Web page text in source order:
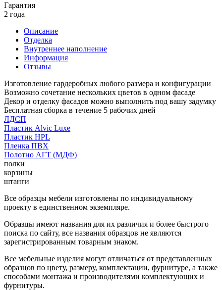
Гарантия
2 года
Описание
Отделка
Внутреннее наполнение
Информация
Отзывы
Изготовление гардеробных любого размера и конфигурации
Возможно сочетание нескольких цветов в одном фасаде
Декор и отделку фасадов можно выполнить под вашу задумку
Бесплатная сборка в течение 5 рабочих дней
ЛДСП
Пластик Alvic Luxe
Пластик HPL
Пленка ПВХ
Полотно АГТ (МДФ)
полки
корзины
штанги
Все образцы мебели изготовлены по индивидуальному
проекту в единственном экземпляре.
Образцы имеют названия для их различия и более быстрого
поиска по сайту, все названия образцов не являются
зарегистрированным товарным знаком.
Все мебельные изделия могут отличаться от представленных
образцов по цвету, размеру, комплектации, фурнитуре, а также
способами монтажа и производителями комплектующих и
фурнитуры.